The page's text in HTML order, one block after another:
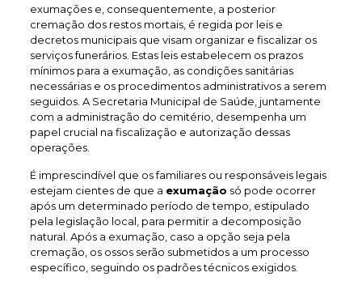
exumações e, consequentemente, a posterior
cremação dos restos mortais, é regida por leis e
decretos municipais que visam organizar e fiscalizar os
serviços funerários. Estas leis estabelecem os prazos
mínimos para a exumação, as condições sanitárias
necessárias e os procedimentos administrativos a serem
seguidos. A Secretaria Municipal de Saúde, juntamente
com a administração do cemitério, desempenha um
papel crucial na fiscalização e autorização dessas
operações.
É imprescindível que os familiares ou responsáveis legais
estejam cientes de que a exumação só pode ocorrer
após um determinado período de tempo, estipulado
pela legislação local, para permitir a decomposição
natural. Após a exumação, caso a opção seja pela
cremação, os ossos serão submetidos a um processo
específico, seguindo os padrões técnicos exigidos.